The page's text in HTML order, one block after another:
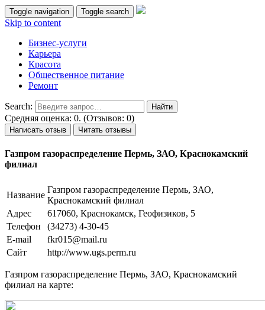
Toggle navigation Toggle search
Skip to content
Бизнес-услуги
Карьера
Красота
Общественное питание
Ремонт
Search:
Средняя оценка: 0. (Отзывов: 0)
Написать отзыв Читать отзывы
Газпром газораспределение Пермь, ЗАО, Краснокамский
филиал
Название
Газпром газораспределение Пермь, ЗАО,
Краснокамский филиал
Адрес
617060, Краснокамск, Геофизиков, 5
Телефон
(34273) 4-30-45
E-mail
fkr015@mail.ru
Сайт
http://www.ugs.perm.ru
Газпром газораспределение Пермь, ЗАО, Краснокамский
филиал на карте: